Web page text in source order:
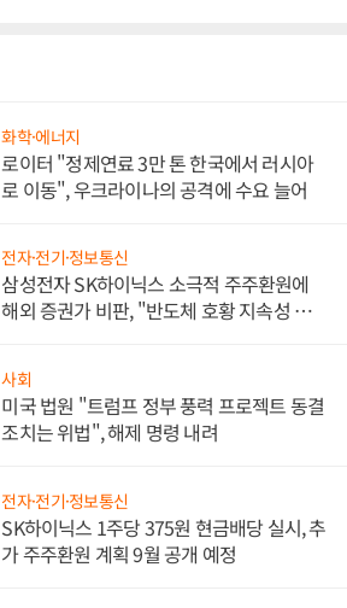
화학·에너지
로이터 "정제연료 3만 톤 한국에서 러시아
로 이동", 우크라이나의 공격에 수요 늘어
전자·전기·정보통신
삼성전자 SK하이닉스 소극적 주주환원에
해외 증권가 비판, "반도체 호황 지속성 의
사회
미국 법원 "트럼프 정부 풍력 프로젝트 동결
조치는 위법", 해제 명령 내려
전자·전기·정보통신
SK하이닉스 1주당 375원 현금배당 실시, 추
가 주주환원 계획 9월 공개 예정